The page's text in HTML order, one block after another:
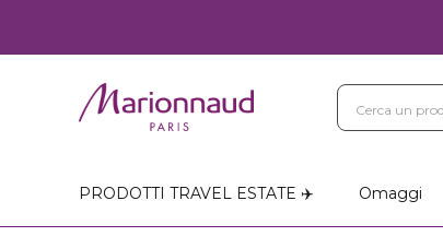
PRODOTTI TRAVEL ESTATE ✈️
Omaggi